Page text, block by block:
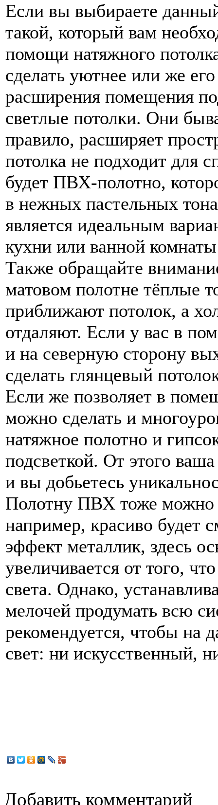
Если вы выбираете
такой, который вам
помощи натяжного
сделать уютнее или же
расширения помещения
светлые потолки. Они
правило, расширяет
потолка не подходит для
будет ПВХ-полотно,
в нежных пастельных
является идеальным
кухни или ванной комнаты
Также обращайте
матовом полотне тёплые
приближают потолок, а
отдаляют. Если у вас в
и на северную сторону
сделать глянцевый
Если же позволяет в
можно сделать и
натяжное полотно и
подсветкой. От этого
и вы добьетесь
Полотну ПВХ тоже можно
например, красиво будет
эффект металлик, здесь
увеличивается от того,
света. Однако,
мелочей продумать всю
рекомендуется, чтобы на
свет: ни искусственный,
Добавить комментарий